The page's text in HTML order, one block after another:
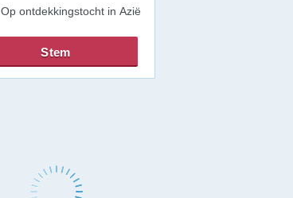
Op ontdekkingstocht in Azië